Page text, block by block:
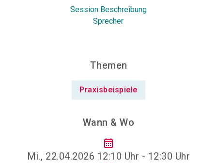
Session Beschreibung
Sprecher
Themen
Praxisbeispiele
Wann & Wo
calendar_month
Mi., 22.04.2026 12:10 Uhr - 12:30 Uhr